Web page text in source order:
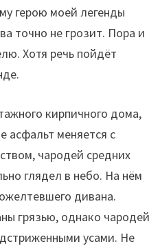
герою моей легенды
точно не грозит. Пора и
Хотя речь пойдёт
кирпичного дома,
асфальт меняется с
чародей средних
глядел в небо. На нём
дивана.
грязью, однако чародей
усами. Не